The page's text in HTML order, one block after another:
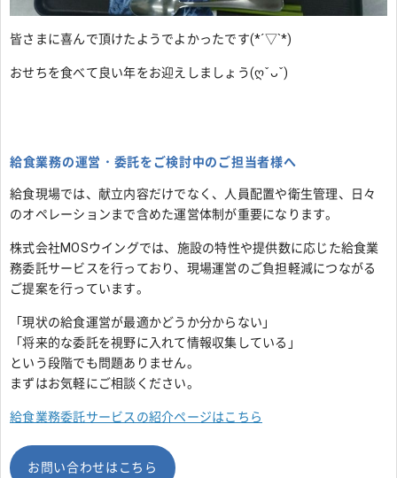
皆さまに喜んで頂けたようでよかったです(*´▽`*)
おせちを食べて良い年をお迎えしましょう(ღˇᴗˇ)
給食業務の運営・委託をご検討中のご担当者様へ
給食現場では、献立内容だけでなく、人員配置や衛生管理、日々
のオペレーションまで含めた運営体制が重要になります。
株式会社MOSウイングでは、施設の特性や提供数に応じた給食業
務委託サービスを行っており、現場運営のご負担軽減につながる
ご提案を行っています。
「現状の給食運営が最適かどうか分からない」
「将来的な委託を視野に入れて情報収集している」
という段階でも問題ありません。
まずはお気軽にご相談ください。
給食業務委託サービスの紹介ページはこちら
お問い合わせはこちら